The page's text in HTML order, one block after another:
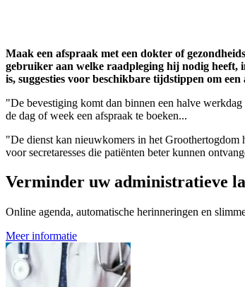
Maak een afspraak met een dokter of
gebruiker aan welke raadpleging hij nodig heeft,
is, suggesties voor beschikbare tijdstippen om
"De bevestiging komt dan binnen een halve
de dag of week een afspraak te boeken...
"De dienst kan nieuwkomers in het
voor secretaresses die patiënten beter kunnen
Verminder uw administratieve
Online agenda, automatische herinneringen en
Meer informatie